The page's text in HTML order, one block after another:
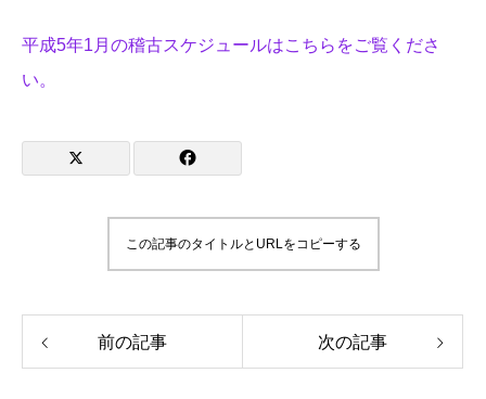
平成5年1月の稽古スケジュールはこちらをご覧くださ
い。
この記事のタイトルとURLをコピーする
前の記事 次の記事